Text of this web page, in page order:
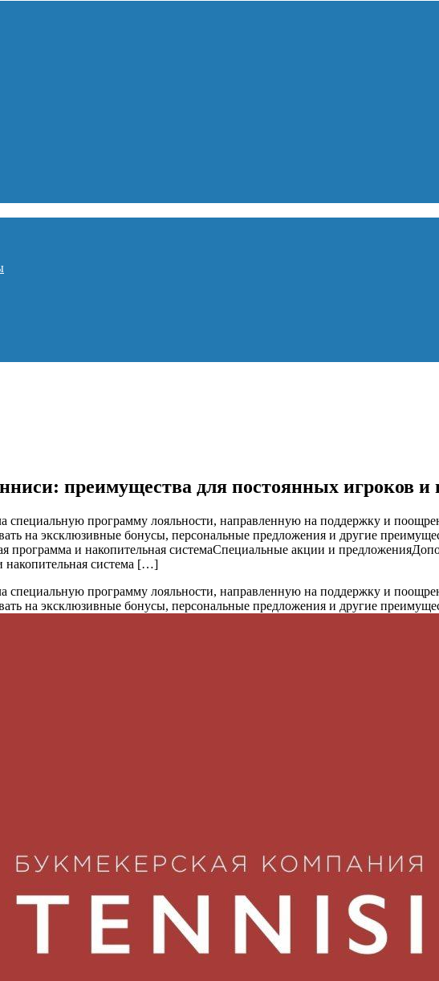
преимущества для постоянных игроков и
специальную программу лояльности, направленную на поддержку и
на эксклюзивные бонусы, персональные предложения и другие
программа и накопительная системаСпециальные акции и
накопительная система […]
специальную программу лояльности, направленную на поддержку и
на эксклюзивные бонусы, персональные предложения и другие